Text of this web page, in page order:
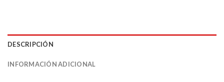
DESCRIPCIÓN
INFORMACIÓN ADICIONAL